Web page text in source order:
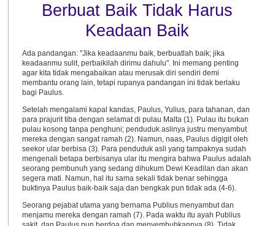
Berbuat Baik Tidak Harus
Keadaan Baik
Ada pandangan: "Jika keadaanmu baik, berbuatlah baik; jika
keadaanmu sulit, perbaikilah dirimu dahulu". Ini memang penting
agar kita tidak mengabaikan atau merusak diri sendiri demi
membantu orang lain, tetapi rupanya pandangan ini tidak berlaku
bagi Paulus.
Setelah mengalami kapal kandas, Paulus, Yulius, para tahanan, dan
para prajurit tiba dengan selamat di pulau Malta (1). Pulau itu bukan
pulau kosong tanpa penghuni; penduduk aslinya justru menyambut
mereka dengan sangat ramah (2). Namun, naas, Paulus digigit oleh
seekor ular berbisa (3). Para penduduk asli yang tampaknya sudah
mengenali betapa berbisanya ular itu mengira bahwa Paulus adalah
seorang pembunuh yang sedang dihukum Dewi Keadilan dan akan
segera mati. Namun, hal itu sama sekali tidak benar sehingga
buktinya Paulus baik-baik saja dan bengkak pun tidak ada (4-6).
Seorang pejabat utama yang bernama Publius menyambut dan
menjamu mereka dengan ramah (7). Pada waktu itu ayah Publius